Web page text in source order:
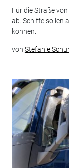
Für die Straße
ab. Schiffe sollen
können.
von Stefanie